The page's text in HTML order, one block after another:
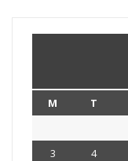
M T
3
4